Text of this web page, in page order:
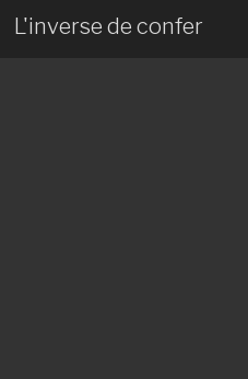
L'inverse de confer